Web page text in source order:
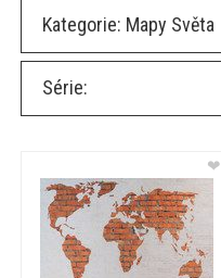
Kategorie: Mapy Světa
Série:
❤